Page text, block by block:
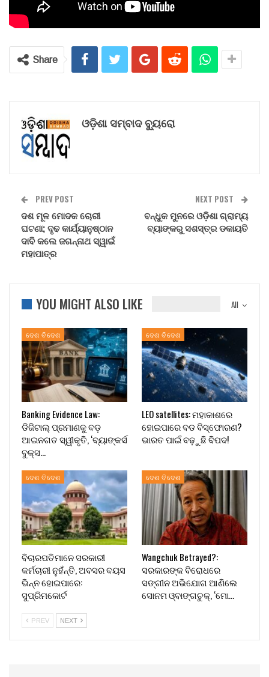
Share
ଓଡ଼ିଶା ସମ୍ବାଦ ବ୍ୟୁରୋ
PREV POST
ଦଶ ମୂଳ ମୋଦକ ଚୋରୀ
ଘଟଣା; ଦୃଢ କାର୍ଯ୍ୟାନୁଷ୍ଠାନ
ଦାବି କଲେ ଜଗନ୍ନାଥ ସ୍ୱାଇଁ
ମହାପାତ୍ର
NEXT POST
ବନ୍ଧୁକ ମୁନରେ ଓଡ଼ିଶା ଗ୍ରାମ୍ୟ
ବ୍ୟାଙ୍କରୁ ସଶସ୍ତ୍ର ଡକାୟତି
All
YOU MIGHT ALSO LIKE
ଦେଶ ବିଦେଶ
Banking Evidence Law:
ଡିଜିଟାଲ୍ ପ୍ରମାଣକୁ ବଡ଼
ଆଇନଗତ ସ୍ୱୀକୃତି, ‘ବ୍ୟାଙ୍କର୍ସ
ବୁକ୍ସ…
ଦେଶ ବିଦେଶ
LEO satellites: ମହାକାଶରେ
ହୋଇପାରେ ବଡ ବିସ୍ଫୋରଣ?
ଭାରତ ପାଇଁ ବଢ଼ୁଛି ବିପଦ!
ଦେଶ ବିଦେଶ
ବିଚାରପତିମାନେ ସରକାରୀ
କର୍ମଚାରୀ ନୁହଁନ୍ତି, ଅବସର ବୟସ
ଭିନ୍ନ ହୋଇପାରେ:
ସୁପ୍ରିମକୋର୍ଟ
ଦେଶ ବିଦେଶ
Wangchuk Betrayed?:
ସରକାରଙ୍କ ବିରୋଧରେ
ସଙ୍ଗୀନ ଅଭିଯୋଗ ଆଣିଲେ
ସୋନମ ଓ୍ବାଙ୍ଗଚୁକ୍, ‘ମୋ…
PREV NEXT